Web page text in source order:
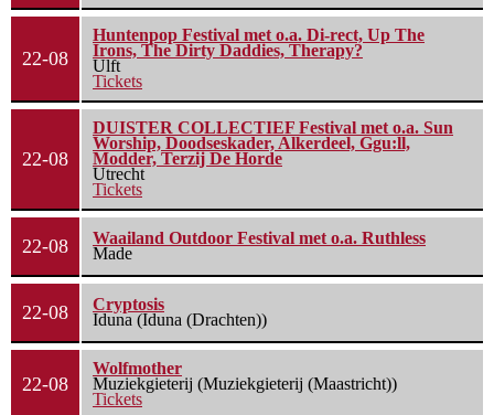
22-08
Huntenpop Festival met o.a. Di-rect, Up The
Irons, The Dirty Daddies, Therapy?
Ulft
Tickets
22-08
DUISTER COLLECTIEF Festival met o.a. Sun
Worship, Doodseskader, Alkerdeel, Ggu:ll,
Modder, Terzij De Horde
Utrecht
Tickets
22-08
Waailand Outdoor Festival met o.a. Ruthless
Made
22-08
Cryptosis
Iduna (Iduna (Drachten))
22-08
Wolfmother
Muziekgieterij (Muziekgieterij (Maastricht))
Tickets